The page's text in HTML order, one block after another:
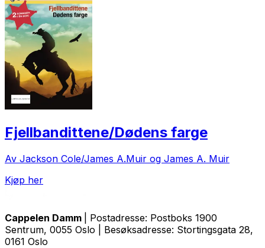
Fjellbandittene/Dødens farge
Av Jackson Cole/James A.Muir og James A. Muir
Kjøp her
Cappelen Damm
| Postadresse: Postboks 1900
Sentrum, 0055 Oslo | Besøksadresse: Stortingsgata 28,
0161 Oslo